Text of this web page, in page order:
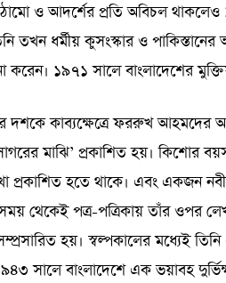
কাঠামো ও আদর্শের প্রতি অবিচল
তখন ধর্মীয় কুসংস্কার ও পাকিস্তানের
করেন। ১৯৭১ সালে বাংলাদেশের
দশকে কাব্যক্ষেত্রে ফররুখ
মাঝি’ প্রকাশিত হয়। কিশোর
প্রকাশিত হতে থাকে। এবং একজন
থেকেই পত্র-পত্রিকায় তাঁর ওপর
হয়। স্বল্পকালের মধ্যেই
সালে বাংলাদেশে এক ভয়াবহ